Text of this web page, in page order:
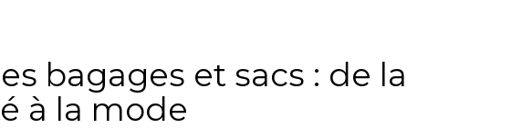
bagages et sacs : de la
à la mode